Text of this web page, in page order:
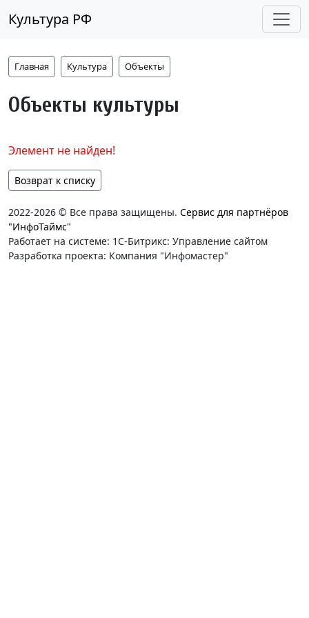
Культура РФ
Главная Культура Объекты
Объекты культуры
Элемент не найден!
Возврат к списку
2022-2026 © Все права защищены. Сервис для партнёров
"ИнфоТаймс"
Работает на системе: 1С-Битрикс: Управление сайтом
Разработка проекта: Компания "Инфомастер"